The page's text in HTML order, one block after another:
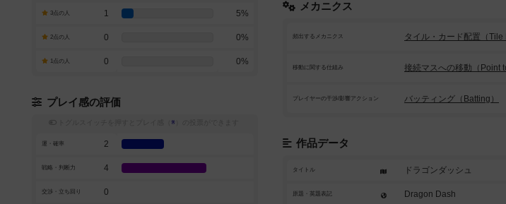
メカニクス
頻出するメカニクス タイル・カード配置（Tile
移動に関する仕組み 接続マスへの移動（Point
プレイヤーの干渉/影響アクション バッティング（Batting）
作品データ
タイトル ドラゴンダッシュ
原題・英題表記 Dragon Dash
3点の人 1 5%
2点の人 0 0%
1点の人 0 0%
プレイ感の評価
※
運・確率 2
戦略・判断力 4
交渉・立ち回り 0